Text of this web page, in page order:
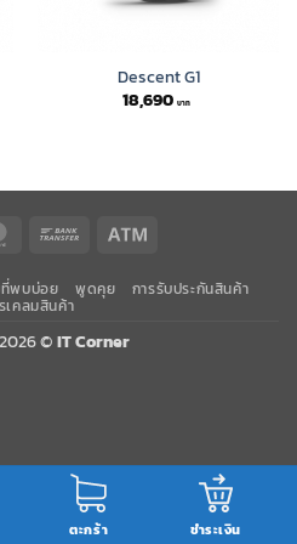
Descent G1
18,690
ตะกร้า ชำระเงิน
MasterCard Bank
ที่พบบ่อย พูดคุย การรับประกันสินค้า
เคลมสินค้า
©IT Corner